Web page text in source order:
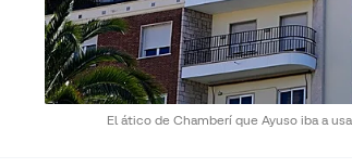
El ático de Chamberí que Ayuso iba a